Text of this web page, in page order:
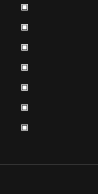
▣
▣
▣
▣
▣
▣
▣